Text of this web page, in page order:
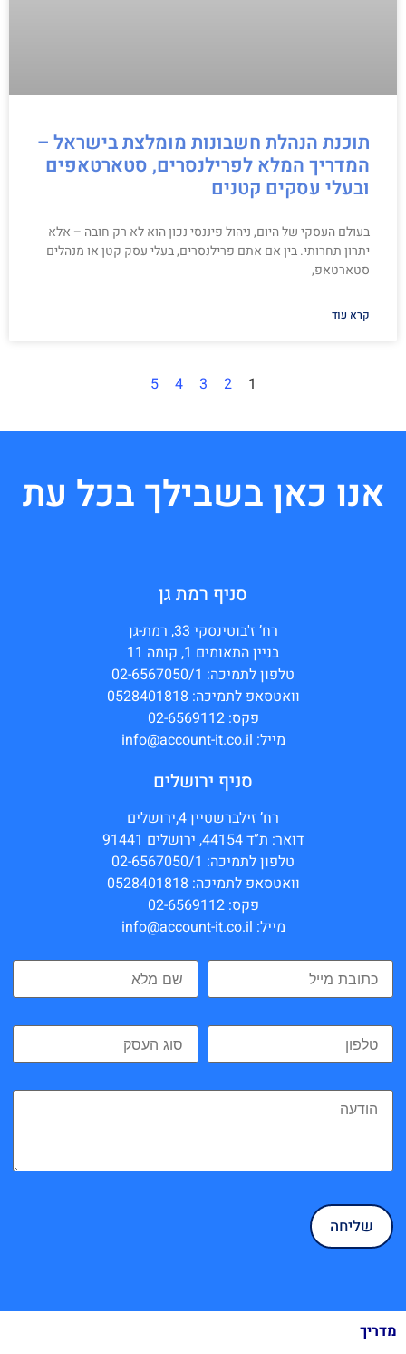
תוכנת הנהלת חשבונות מומלצת בישראל –
המדריך המלא לפרילנסרים, סטארטאפים
ובעלי עסקים קטנים
בעולם העסקי של היום, ניהול פיננסי נכון הוא לא רק חובה – אלא
יתרון תחרותי. בין אם אתם פרילנסרים, בעלי עסק קטן או מנהלים
סטארטאפ,
קרא עוד
1
2
3
4
5
אנו כאן בשבילך בכל עת
סניף רמת גן
רח’ ז'בוטינסקי 33, רמת-גן
בניין התאומים 1, קומה 11
טלפון לתמיכה: 02-6567050/1
וואטסאפ לתמיכה: 0528401818
פקס: 02-6569112
מייל: info@account-it.co.il
סניף ירושלים
רח’ זילברשטיין 4,ירושלים
דואר: ת”ד 44154, ירושלים 91441
טלפון לתמיכה: 02-6567050/1
וואטסאפ לתמיכה: 0528401818
פקס: 02-6569112
מייל: info@account-it.co.il
מדריך